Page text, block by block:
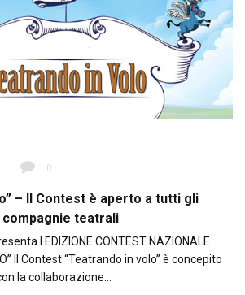
0
– Il Contest è aperto a tutti gli
teatrali
I EDIZIONE CONTEST NAZIONALE
Il Contest “Teatrando in volo” è concepito
la collaborazione…